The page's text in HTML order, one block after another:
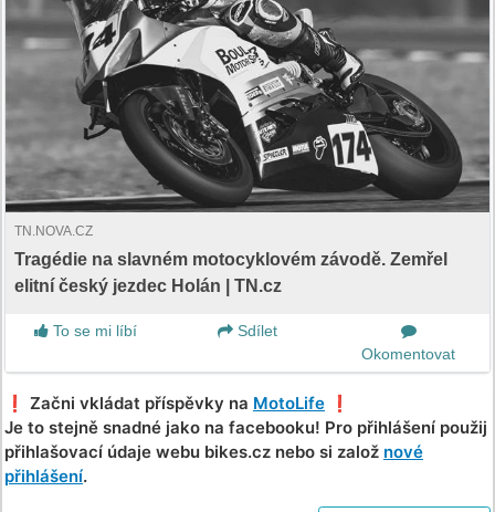
TN.NOVA.CZ
Tragédie na slavném motocyklovém závodě. Zemřel
elitní český jezdec Holán | TN.cz
To se mi líbí
Sdílet
Okomentovat
❗️ Začni vkládat příspěvky na MotoLife ❗️
Je to stejně snadné jako na facebooku! Pro přihlášení použij
přihlašovací údaje webu bikes.cz nebo si založ nové
přihlášení.